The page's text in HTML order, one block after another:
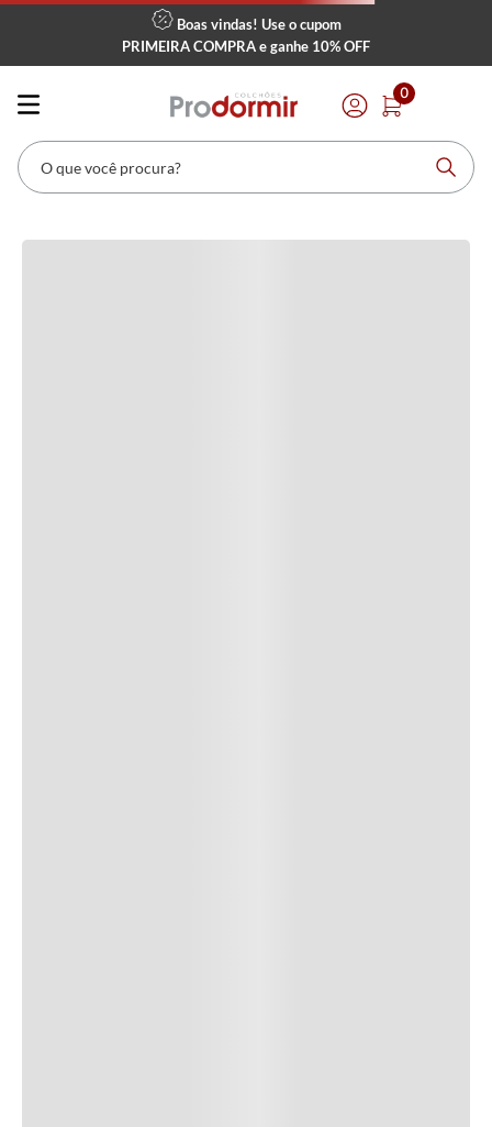
Boas vindas! Use o cupom
PRIMEIRA COMPRAe ganhe 10% OFF
0
O que você procura?
Avaliações
Carregando…
Faça login para escrever uma avaliação.